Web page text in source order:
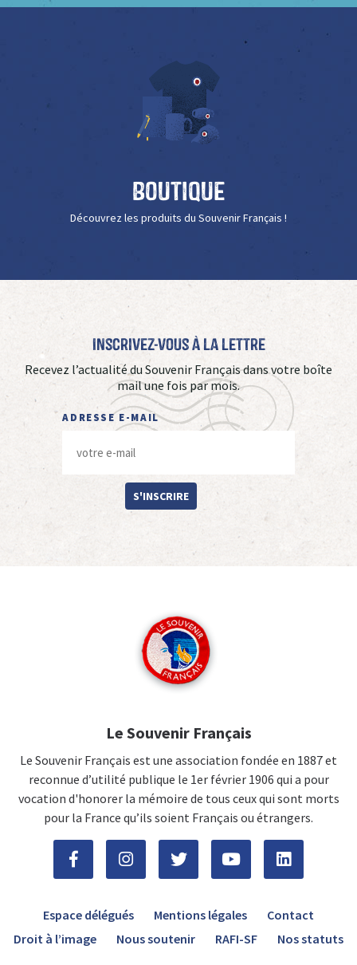
Boutique
Découvrez les produits du Souvenir Français !
Inscrivez-vous à La Lettre
Recevez l’actualité du Souvenir Français dans votre boîte
mail une fois par mois.
ADRESSE E-MAIL
S'INSCRIRE
Le Souvenir Français
Le Souvenir Français est une association fondée en 1887 et
reconnue d’utilité publique le 1er février 1906 qui a pour
vocation d'honorer la mémoire de tous ceux qui sont morts
pour la France qu’ils soient Français ou étrangers.
Espace délégués Mentions légales
Contact
Droit à l’image
Nous soutenir RAFI-SF Nos statuts